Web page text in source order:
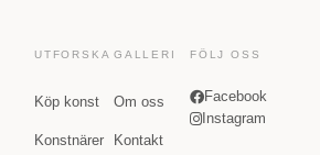
UTFORSKA
Köp konst
Konstnärer
GALLERI
Om oss
Kontakt
FÖLJ OSS
Facebook
Instagram